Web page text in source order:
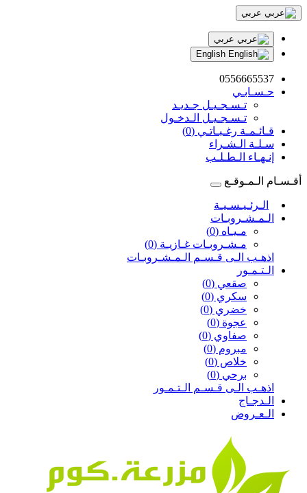
عربي
عربي
0556665537
حـسـابـي
تـسـجـيـل جـديـد
تـسـجـيـل الـدخـول
قـائـمـة رغـبـاتـي (0)
سـلـة الـشـراء
إنـهـاء الـطـلـب
أقـسـام الـمـوقـع
الـرئـيـسـيـة
الـمـشـروبـات
مـيـاه (0)
مـشـروبـات غـازيـة (0)
اذهـب الـى قـسـم الـمـشـروبـات
الـتـمـور
صقعي (0)
سكري (0)
خضري (0)
عجوة (0)
صفاوي (0)
مبروم (0)
خلاص (0)
برحي (0)
اذهـب الـى قـسـم الـتـمـور
الـدجـاج
الـعـروض